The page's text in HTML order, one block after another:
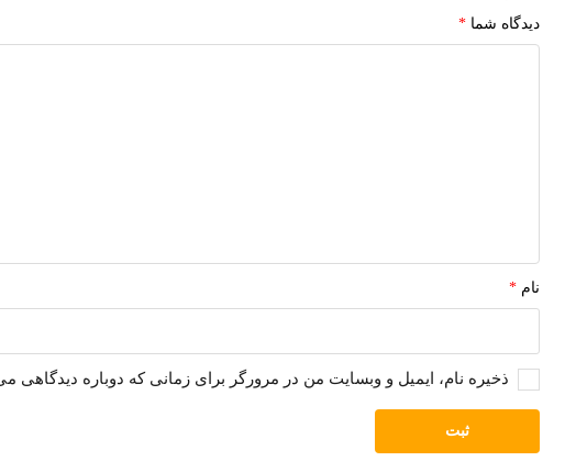
دیدگاه شما *
نام *
ذخیره نام، ایمیل و وبسایت من در مرورگر برای زمانی که دوباره دیدگاهی